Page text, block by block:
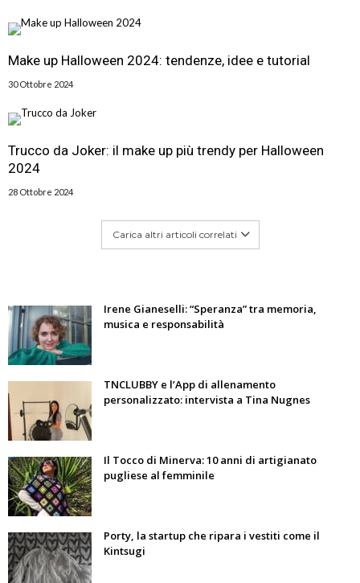
Make up Halloween 2024: tendenze, idee e tutorial
30 Ottobre 2024
Trucco da Joker: il make up più trendy per Halloween
2024
28 Ottobre 2024
Carica altri articoli correlati
Irene Gianeselli: “Speranza” tra memoria,
musica e responsabilità
TNCLUBBY e l’App di allenamento
personalizzato: intervista a Tina Nugnes
Il Tocco di Minerva: 10 anni di artigianato
pugliese al femminile
Porty, la startup che ripara i vestiti come il
Kintsugi